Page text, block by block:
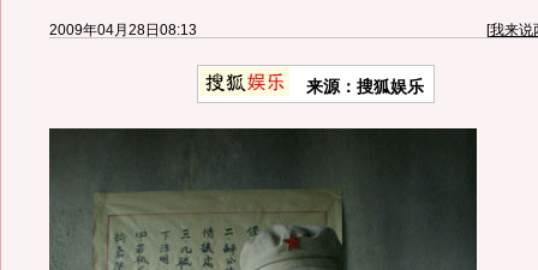
2009年04月28日08:13 [我来说
来源： 搜狐娱乐